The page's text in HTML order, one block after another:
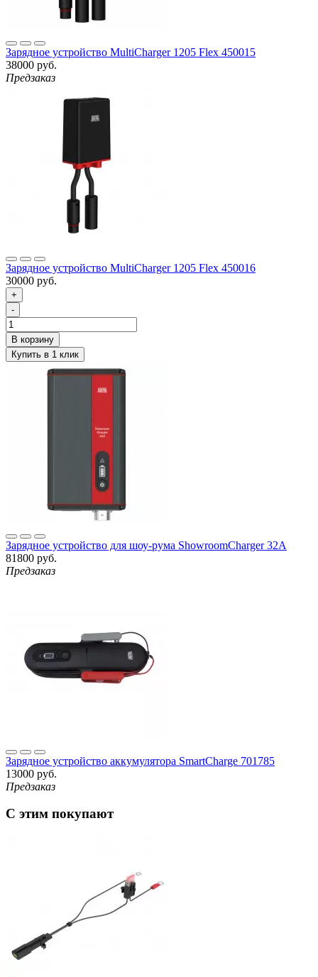
Зарядное устройство MultiCharger 1205 Flex 450015
38000 руб.
Предзаказ
Зарядное устройство MultiCharger 1205 Flex 450016
30000 руб.
+
-
Зарядное устройство для шоу-рума ShowroomCharger 32A
81800 руб.
Предзаказ
Зарядное устройство аккумулятора SmartCharge 701785
13000 руб.
Предзаказ
С этим покупают